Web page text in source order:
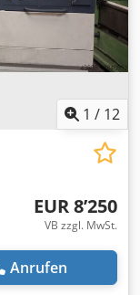
1 / 12
EUR 8’250
VB zzgl. MwSt.
Anrufen